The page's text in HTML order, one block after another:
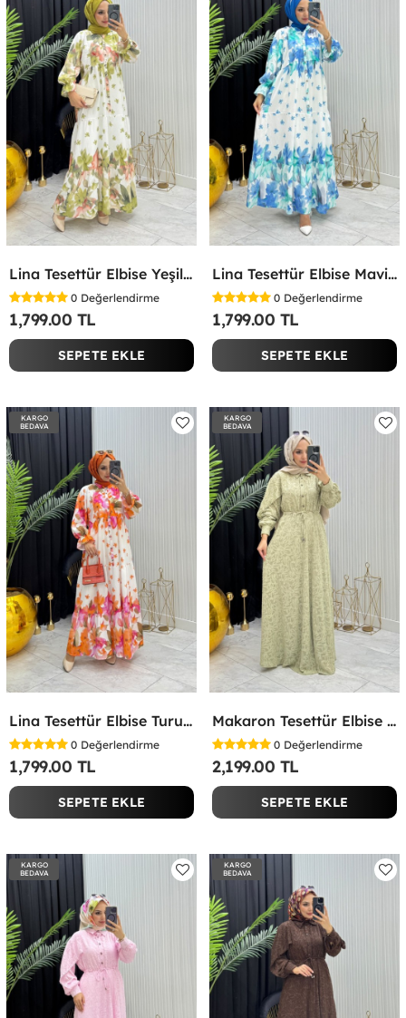
Lina Tesettür Elbise Yeşil Yeşil
0 Değerlendirme
1,799.00 TL
SEPETE EKLE
Lina Tesettür Elbise Mavi Mavi
0 Değerlendirme
1,799.00 TL
SEPETE EKLE
KARGO
BEDAVA
Lina Tesettür Elbise Turuncu Turuncu
0 Değerlendirme
1,799.00 TL
SEPETE EKLE
KARGO
BEDAVA
Makaron Tesettür Elbise Yeşil Yeşil
0 Değerlendirme
2,199.00 TL
SEPETE EKLE
KARGO
BEDAVA
KARGO
BEDAVA